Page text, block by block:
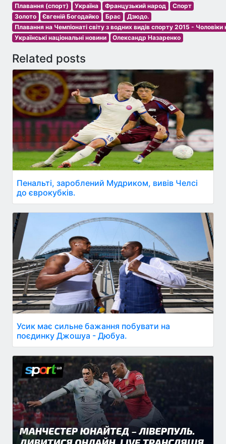
Плавання (спорт)
Україна Французький народ
Спорт
Золото
Євгеній Богодайко Брас
Дзюдо.
Плавання на Чемпіонаті світу з водних видів спорту 2015 -
Українські національні новини
Олександр Назаренко
Related posts
Пенальті, зароблений Мудриком, вивів Челсі
до єврокубків.
Усик має сильне бажання побувати на
поєдинку Джошуа - Дюбуа.